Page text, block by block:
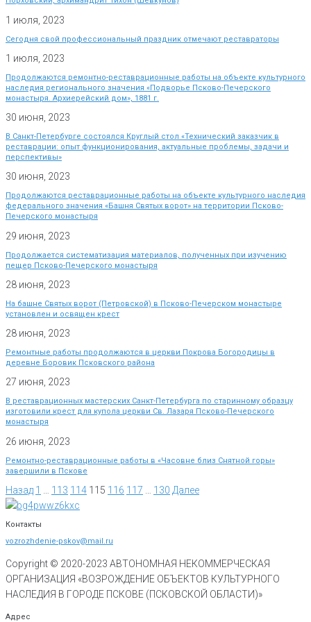
1 июля, 2023
Сегодня свой профессиональный праздник отмечают реставраторы
1 июля, 2023
Продолжаются ремонтно-реставрационные работы на объекте культурного
наследия регионального значения «Подворье Псково-Печерского
монастыря. Архиерейский дом», 1881 г.
30 июня, 2023
В Санкт-Петербурге состоялся Круглый стол «Технический заказчик в
реставрации: опыт функционирования, актуальные проблемы, задачи и
перспективы»
30 июня, 2023
Продолжаются реставрационные работы на объекте культурного наследия
федерального значения «Башня Святых ворот» на территории Псково-
Печерского монастыря
29 июня, 2023
Продолжается систематизация материалов, полученных при изучению
пещер Псково-Печерского монастыря
28 июня, 2023
На башне Святых ворот (Петровской) в Псково-Печерском монастыре
установлен и освящен крест
28 июня, 2023
Ремонтные работы продолжаются в церкви Покрова Богородицы в
деревне Боровик Псковского района
27 июня, 2023
В реставрационных мастерских Санкт-Петербурга по старинному образцу
изготовили крест для купола церкви Св. Лазаря Псково-Печерского
монастыря
26 июня, 2023
Ремонтно-реставрационные работы в «Часовне близ Снятной горы»
завершили в Пскове
Назад 1 113 114 115 116 117 130 Далее
Контакты
vozrozhdenie-pskov@mail.ru
Copyright © 2020-2023 АВТОНОМНАЯ НЕКОММЕРЧЕСКАЯ
ОРГАНИЗАЦИЯ «ВОЗРОЖДЕНИЕ ОБЪЕКТОВ КУЛЬТУРНОГО
НАСЛЕДИЯ В ГОРОДЕ ПСКОВЕ (ПСКОВСКОЙ ОБЛАСТИ)»
Адрес